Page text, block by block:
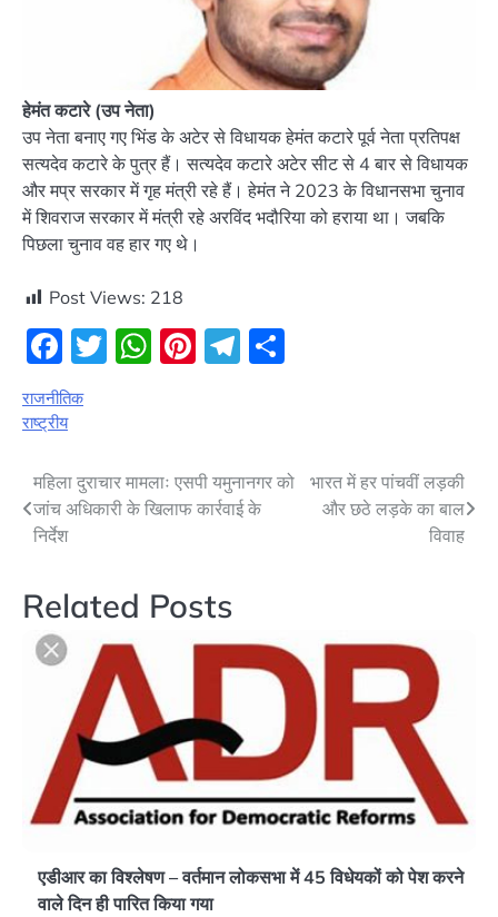
हेमंत कटारे (उप नेता)
उप नेता बनाए गए भिंड के अटेर से विधायक हेमंत कटारे पूर्व नेता प्रतिपक्ष
सत्यदेव कटारे के पुत्र हैं। सत्यदेव कटारे अटेर सीट से 4 बार से विधायक
और मप्र सरकार में गृह मंत्री रहे हैं। हेमंत ने 2023 के विधानसभा चुनाव
में शिवराज सरकार में मंत्री रहे अरविंद भदौरिया को हराया था। जबकि
पिछला चुनाव वह हार गए थे।
Post Views: 218
Facebook
Twitter
WhatsApp
Pinterest
Telegram
राजनीतिक
राष्ट्रीय
Post
navigation
महिला दुराचार मामलाः एसपी यमुनानगर को
जांच अधिकारी के खिलाफ कार्रवाई के
निर्देश
भारत में हर पांचवीं लड़की
और छठे लड़के का बाल
विवाह
Related Posts
एडीआर का विश्लेषण – वर्तमान लोकसभा में 45 विधेयकों को पेश करने
वाले दिन ही पारित किया गया